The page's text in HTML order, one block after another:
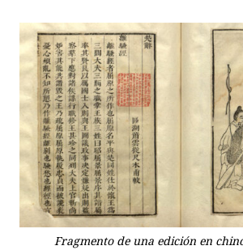
Fragmento de una edición en